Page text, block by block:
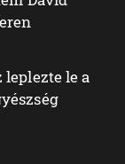
leplezte le a